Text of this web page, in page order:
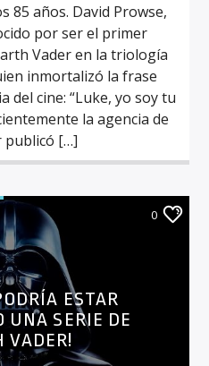
85 años. David Prowse,
por ser el primer
Vader en la triología
inmortalizó la frase
del cine: “Luke, yo soy tu
la agencia de
publicó […]
0
ESTAR
UNA SERIE DE
VADER!